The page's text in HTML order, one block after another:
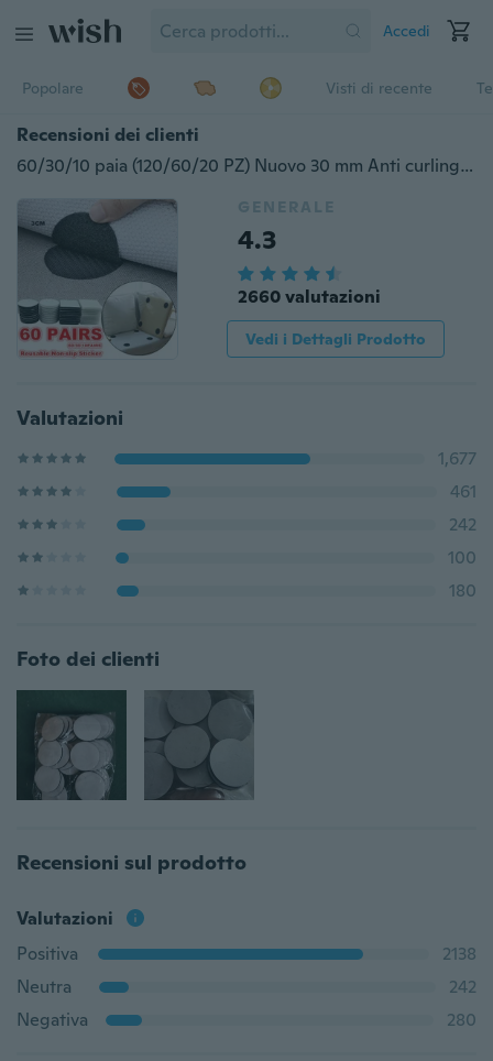
Accedi
Popolare Visti di recente
Recensioni dei clienti
60/30/10 paia (120/60/20 PZ) Nuovo 30 mm Anti curling Nastro per tappeti Tappetino Pinza Velcro Fissare il tappeto divano e lenzuola in posizione e mantenere gli angoli piatti
GENERALE
4.3
2660 valutazioni
Vedi i Dettagli Prodotto
Valutazioni
1,677
461
242
100
180
Foto dei clienti
Recensioni sul prodotto
Valutazioni
Positiva
2138
Neutra
242
Negativa
280